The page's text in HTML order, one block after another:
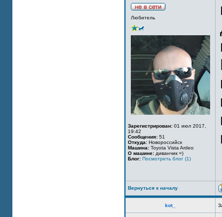
Любитель
Зарегистрирован: 01 июл 2017,
19:42
Сообщения: 51
Откуда: Новороссийск
Машина: Toyota Vista Ardeo
О машине: диванчик =)
Блог: Посмотреть блог (1)
Вернуться к началу
kot_